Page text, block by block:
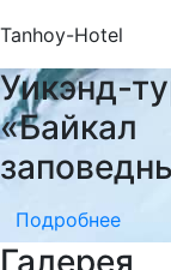
Tanhoy-Hotel
Уикэнд-
«Байкал
Подробнее
Галерея